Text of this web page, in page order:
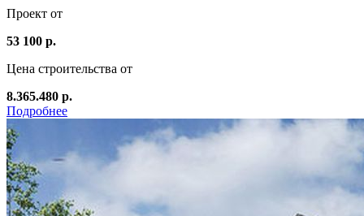
Проект от
53 100 р.
Цена строительства от
8.365.480 р.
Подробнее